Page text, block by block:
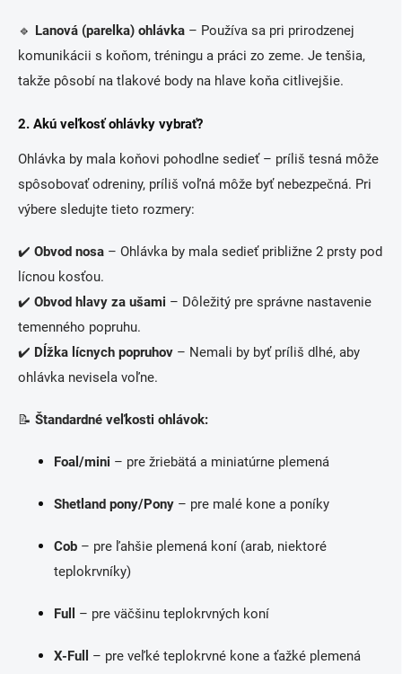
🔹 Lanová (parelka) ohlávka – Používa sa pri prirodzenej
komunikácii s koňom, tréningu a práci zo zeme. Je tenšia,
takže pôsobí na tlakové body na hlave koňa citlivejšie.
2. Akú veľkosť ohlávky vybrať?
Ohlávka by mala koňovi pohodlne sedieť – príliš tesná môže
spôsobovať odreniny, príliš voľná môže byť nebezpečná. Pri
výbere sledujte tieto rozmery:
✔️ Obvod nosa – Ohlávka by mala sedieť približne 2 prsty pod
lícnou kosťou.
✔️ Obvod hlavy za ušami – Dôležitý pre správne nastavenie
temenného popruhu.
✔️ Dĺžka lícnych popruhov – Nemali by byť príliš dlhé, aby
ohlávka nevisela voľne.
📝 Štandardné veľkosti ohlávok:
Foal/mini – pre žriebätá a miniatúrne plemená
Shetland pony/Pony – pre malé kone a poníky
Cob – pre ľahšie plemená koní (arab, niektoré
teplokrvníky)
Full – pre väčšinu teplokrvných koní
X-Full – pre veľké teplokrvné kone a ťažké plemená